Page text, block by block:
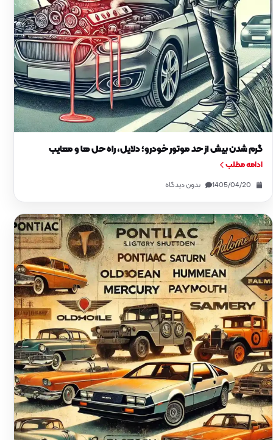
گرم شدن بیش از حد موتور خودرو؛ دلایل، راه‌ حل‌ ها و معایب
ادامه مطلب
1405/04/20 بدون دیدگاه